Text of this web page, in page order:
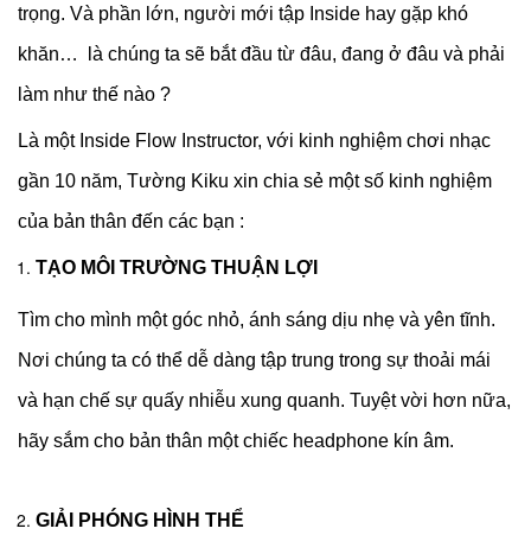
trọng. Và phần lớn, người mới tập Inside hay gặp khó
khăn… là chúng ta sẽ bắt đầu từ đâu, đang ở đâu và phải
làm như thế nào ?
Là một Inside Flow Instructor, với kinh nghiệm chơi nhạc
gần 10 năm, Tường Kiku xin chia sẻ một số kinh nghiệm
của bản thân đến các bạn :
TẠO MÔI TRƯỜNG THUẬN LỢI
Tìm cho mình một góc nhỏ, ánh sáng dịu nhẹ và yên tĩnh.
Nơi chúng ta có thể dễ dàng tập trung trong sự thoải mái
và hạn chế sự quấy nhiễu xung quanh. Tuyệt vời hơn nữa,
hãy sắm cho bản thân một chiếc headphone kín âm.
GIẢI PHÓNG HÌNH THỂ